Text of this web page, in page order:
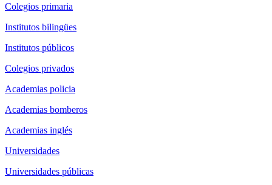
Colegios primaria
Institutos bilingües
Institutos públicos
Colegios privados
Academias policia
Academias bomberos
Academias inglés
Universidades
Universidades públicas